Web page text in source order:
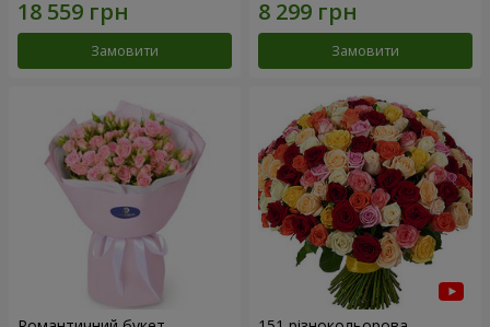
Замовити Замовити